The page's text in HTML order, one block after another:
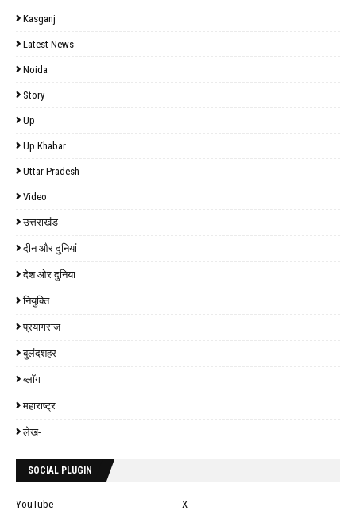
Kasganj
Latest News
Noida
Story
Up
Up Khabar
Uttar Pradesh
Video
उत्तराखंड
दीन और दुनियां
देश ओर दुनिया
नियुक्ति
प्रयागराज
बुलंदशहर
ब्लॉग
महाराष्ट्र
लेख-
SOCIAL PLUGIN
YouTube
X